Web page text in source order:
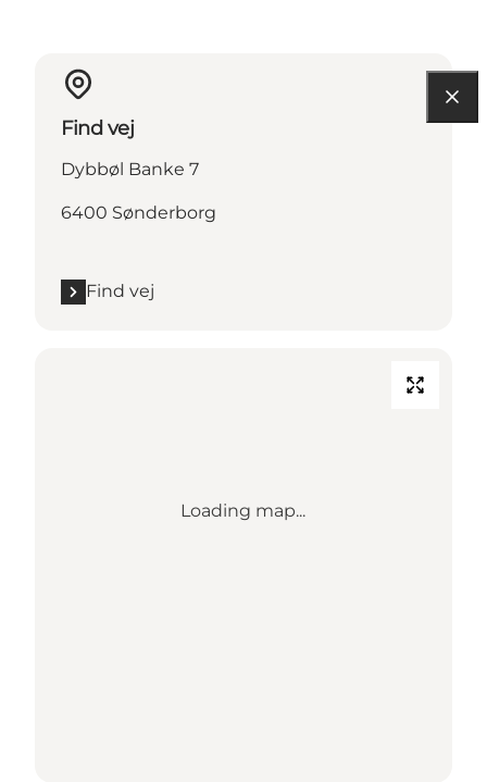
Find vej
Dybbøl Banke 7
6400 Sønderborg
Find vej
Loading map...